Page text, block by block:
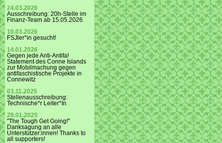
24.03.2026
Ausschreibung: 20h-Stelle im
Finanz-Team ab 15.05.2026
10.03.2026
FSJler*in gesucht!
14.01.2026
Gegen jede Anti-Antifa!
Statement des Conne Islands
zur Mobilmachung gegen
antifaschistische Projekte in
Connewitz
03.11.2025
Stellenausschreibung:
Technische*r Leiter*In
29.01.2025
"The Tough Get Going!"
Danksagung an alle
Unterstützer:innen! Thanks to
all supporters!